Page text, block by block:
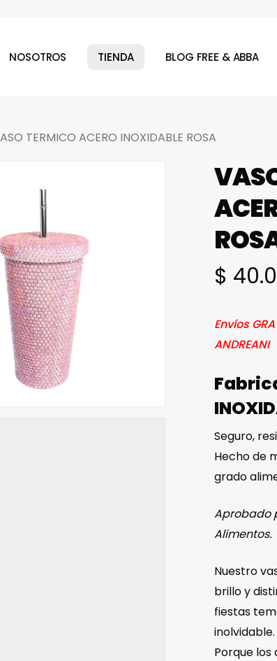
NOSOTROS TIENDA BLOG FREE & ABBA
TERMICO ACERO INOXIDABLE ROSA
$
Envíos
ANDREANI
Seguro,
Hecho de
grado
Aprobado
Alimentos.
Nuestro
brillo y
fiestas
inolvidable.
Porque